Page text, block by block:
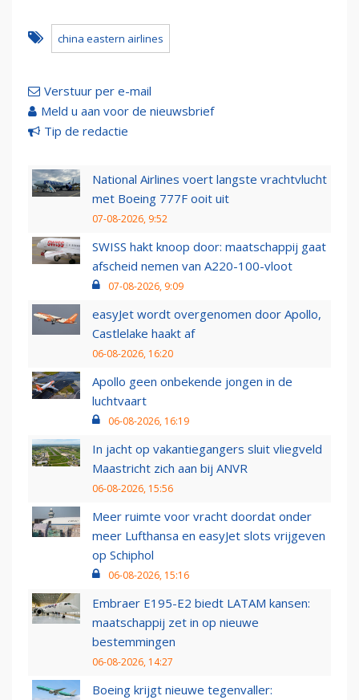
china eastern airlines
Verstuur per e-mail
Meld u aan voor de nieuwsbrief
Tip de redactie
National Airlines voert langste vrachtvlucht
met Boeing 777F ooit uit
07-08-2026, 9:52
SWISS hakt knoop door: maatschappij gaat
afscheid nemen van A220-100-vloot
07-08-2026, 9:09
easyJet wordt overgenomen door Apollo,
Castlelake haakt af
06-08-2026, 16:20
Apollo geen onbekende jongen in de
luchtvaart
06-08-2026, 16:19
In jacht op vakantiegangers sluit vliegveld
Maastricht zich aan bij ANVR
06-08-2026, 15:56
Meer ruimte voor vracht doordat onder
meer Lufthansa en easyJet slots vrijgeven
op Schiphol
06-08-2026, 15:16
Embraer E195-E2 biedt LATAM kansen:
maatschappij zet in op nieuwe
bestemmingen
06-08-2026, 14:27
Boeing krijgt nieuwe tegenvaller: